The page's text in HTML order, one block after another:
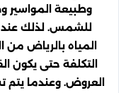
وطبيعة
للشمس. لذلك عند
المياه بالرياض
التكلفة حتى يكون
العروض. وعندما يتم